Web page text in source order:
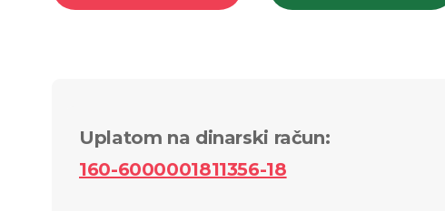
Uplatom na dinarski račun:
160-6000001811356-18